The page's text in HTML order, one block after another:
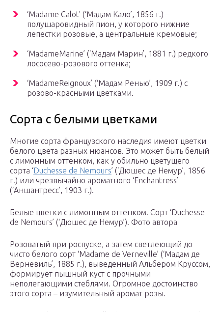
‘Madame Calot’ (‘Мадам Кало’, 1856 г.) –
полушаровидный пион, у которого нижние
лепестки розовые, а центральные кремовые;
‘MadameMarine’ (‘Мадам Марин’, 1881 г.) редкого
лососево-розового оттенка;
‘MadameReignoux’ (‘Мадам Ренью’, 1909 г.) с
розово-красными цветками.
Сорта с белыми цветками
Многие сорта французского наследия имеют цветки
белого цвета разных нюансов. Это может быть белый
с лимонным оттенком, как у обильно цветущего
сорта ‘Duchesse de Nemours’ (‘Дюшес де Немур’, 1856
г.) или чрезвычайно ароматного ‘Enchantress’
(‘Аншантресс’, 1903 г.).
Белые цветки с лимонным оттенком. Сорт ‘Duchesse
de Nemours’ (‘Дюшес де Немур’). Фото автора
Розоватый при роспуске, а затем светлеющий до
чисто белого сорт ‘Madame de Verneville’ (‘Мадам де
Верневиль’, 1885 г.), выведенный Альбером Круссом,
формирует пышный куст с прочными
неполегающими стеблями. Огромное достоинство
этого сорта – изумительный аромат розы.